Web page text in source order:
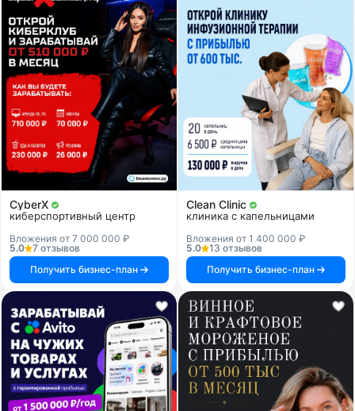
CyberX
киберспортивный центр
Вложения от 7 000 000 ₽
5.0
7 отзывов
Получить бизнес-план
Clean Clinic
клиника с капельницами
Вложения от 1 400 000 ₽
5.0
13 отзывов
Получить бизнес-план